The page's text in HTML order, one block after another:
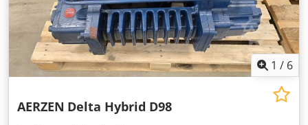
1 / 6
AERZEN Delta Hybrid D98